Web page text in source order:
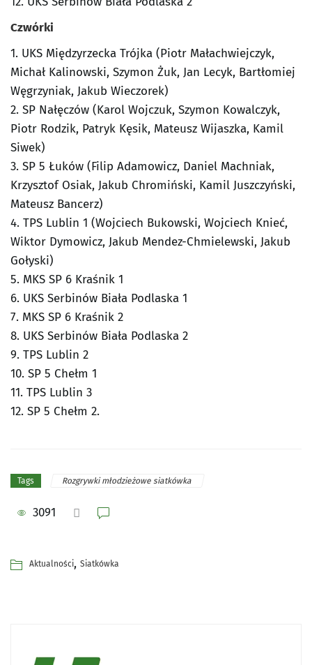
Czwórki
1. UKS Międzyrzecka Trójka (Piotr Małachwiejczyk,
Michał Kalinowski, Szymon Żuk, Jan Lecyk, Bartłomiej
Węgrzyniak, Jakub Wieczorek)
2. SP Nałęczów (Karol Wojczuk, Szymon Kowalczyk,
Piotr Rodzik, Patryk Kęsik, Mateusz Wijaszka, Kamil
Siwek)
3. SP 5 Łuków (Filip Adamowicz, Daniel Machniak,
Krzysztof Osiak, Jakub Chromiński, Kamil Juszczyński,
Mateusz Bancerz)
4. TPS Lublin 1 (Wojciech Bukowski, Wojciech Knieć,
Wiktor Dymowicz, Jakub Mendez-Chmielewski, Jakub
Gołyski)
5. MKS SP 6 Kraśnik 1
6. UKS Serbinów Biała Podlaska 1
7. MKS SP 6 Kraśnik 2
8. UKS Serbinów Biała Podlaska 2
9. TPS Lublin 2
10. SP 5 Chełm 1
11. TPS Lublin 3
12. SP 5 Chełm 2.
Tags Rozgrywki młodzieżowe siatkówka
3091
Aktualności, Siatkówka